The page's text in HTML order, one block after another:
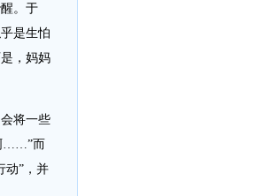
。于
是生怕
，妈妈
将一些
……”而
动”，并